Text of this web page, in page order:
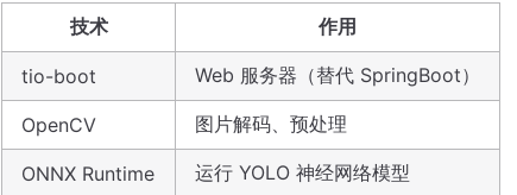
技术 作用
tio-boot Web 服务器（替代 SpringBoot）
OpenCV 图片解码、预处理
ONNX Runtime 运行 YOLO 神经网络模型